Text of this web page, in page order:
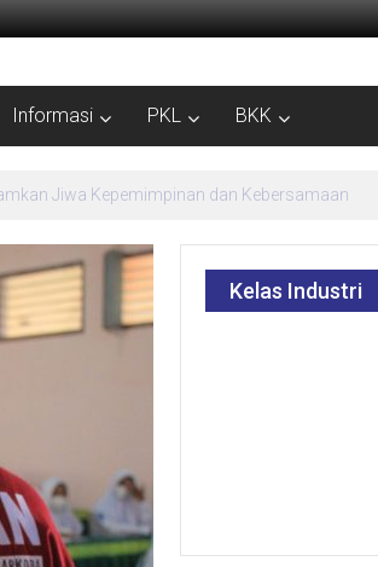
Informasi PKL BKK
Generasi Berdaya dan Berprestasi
Kelas Industri